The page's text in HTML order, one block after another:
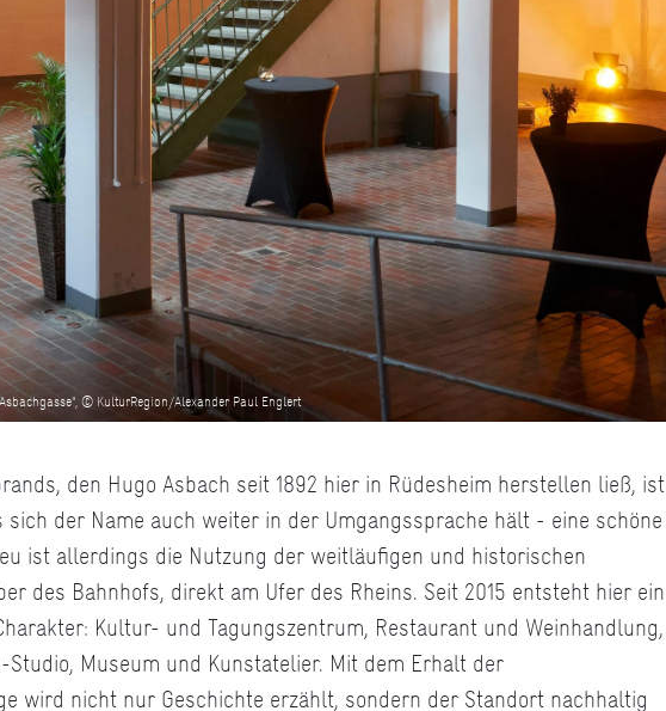
© KulturRegion/Alexander Paul Englert
den Hugo Asbach seit 1892 hier in Rüdesheim herstellen ließ, ist
der Name auch weiter in der Umgangssprache hält - eine schöne
ist allerdings die Nutzung der weitläufigen und historischen
des Bahnhofs, direkt am Ufer des Rheins. Seit 2015 entsteht hier ein
Kultur- und Tagungszentrum, Restaurant und Weinhandlung,
Museum und Kunstatelier. Mit dem Erhalt der
wird nicht nur Geschichte erzählt, sondern der Standort nachhaltig